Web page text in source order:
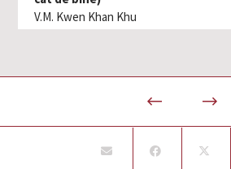
V.M. Kwen Khan Khu